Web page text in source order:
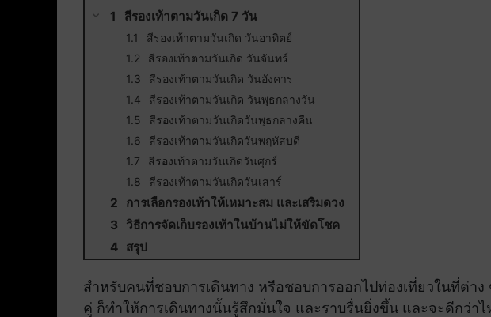
สีรองเท้าตามวันเกิด 7 วัน
สีรองเท้าตามวันเกิด วันอาทิตย์
สีรองเท้าตามวันเกิด วันจันทร์
สีรองเท้าตามวันเกิด วันอังคาร
สีรองเท้าตามวันเกิด วันพุธกลางวัน
สีรองเท้าตามวันเกิดวันพุธกลางคืน
สีรองเท้าตามวันเกิดวันพฤหัสบดี
สีรองเท้าตามวันเกิดวันศุกร์
สีรองเท้าตามวันเกิดวันเสาร์
การเลือกรองเท้าให้เหมาะสม และเสริมดวง
วิธีการจัดเก็บรองเท้าในบ้านไม่ให้ขัดโชค
สรุป
สำหรับคนที่ชอบการเดินทาง หรือชอบการออกไปท่องเที่ยวในที่ต่าง
คู่ ก็ทำให้การเดินทางนั้นรู้สึกมั่นใจ และราบรื่นยิ่งขึ้น และจะดีกว่าไ